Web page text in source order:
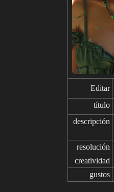
Editar
título
descripción
resolución
creatividad
gustos